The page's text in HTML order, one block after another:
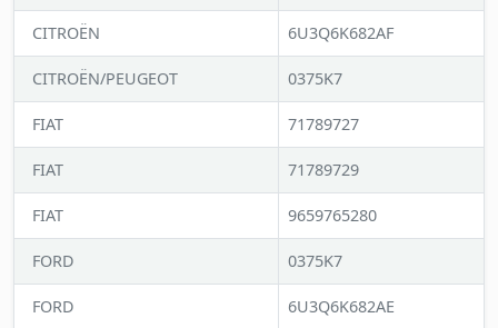
CITROËN 6U3Q6K682AF
CITROËN/PEUGEOT 0375K7
FIAT 71789727
FIAT 71789729
FIAT 9659765280
FORD 0375K7
FORD 6U3Q6K682AE